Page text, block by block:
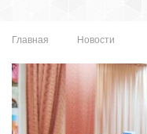
Главная Новости